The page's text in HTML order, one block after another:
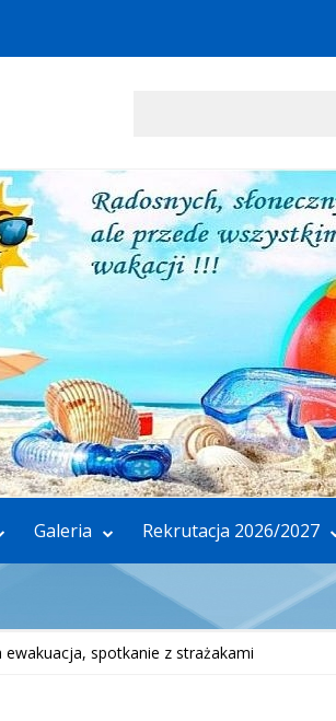
Galeria Rekrutacja 2026/2027
ewakuacja, spotkanie z strażakami